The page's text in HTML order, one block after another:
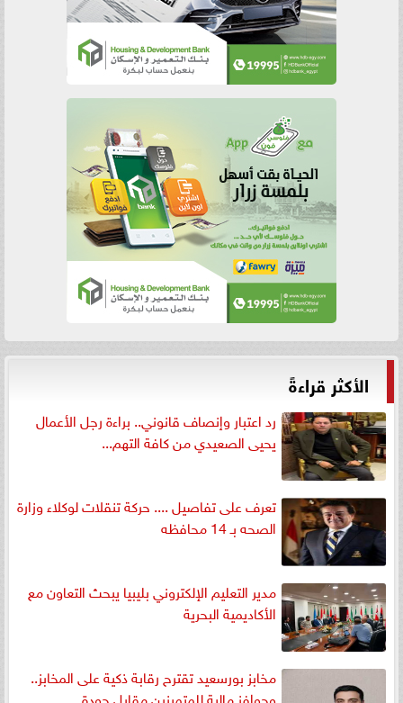
الأكثر قراءةً
رد اعتبار وإنصاف قانوني.. براءة رجل الأعمال
يحيى الصعيدي من كافة التهم...
تعرف على تفاصيل .... حركة تنقلات لوكلاء وزارة
الصحه بـ 14 محافظه
مدير التعليم الإلكتروني بليبيا يبحث التعاون مع
الأكاديمية البحرية
مخابز بورسعيد تقترح رقابة ذكية على المخابز..
وحوافز مالية للمتميزين مقابل جودة...